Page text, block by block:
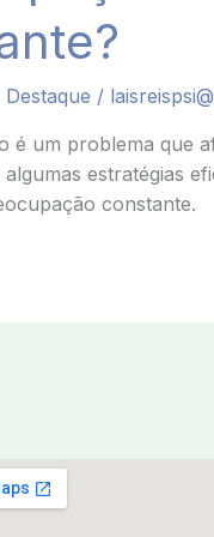
Destaque /
é um problema que
algumas estratégias
constante.